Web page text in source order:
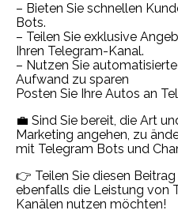
– Bieten Sie schnellen
Bots.
– Teilen Sie exklusive
Ihren Telegram-Kanal.
– Nutzen Sie
Aufwand zu sparen
Posten Sie Ihre Autos an
💼 Sind Sie bereit, die Art
Marketing angehen, zu
mit Telegram Bots und
👉 Teilen Sie diesen
ebenfalls die Leistung von
Kanälen nutzen möchten!